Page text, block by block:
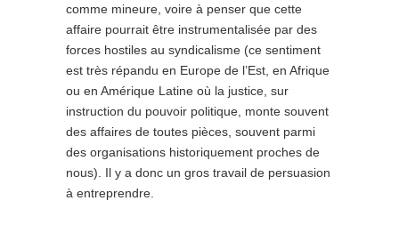
comme mineure, voire à penser que cette
affaire pourrait être instrumentalisée par des
forces hostiles au syndicalisme (ce sentiment
est très répandu en Europe de l’Est, en Afrique
ou en Amérique Latine où la justice, sur
instruction du pouvoir politique, monte souvent
des affaires de toutes pièces, souvent parmi
des organisations historiquement proches de
nous). Il y a donc un gros travail de persuasion
à entreprendre.